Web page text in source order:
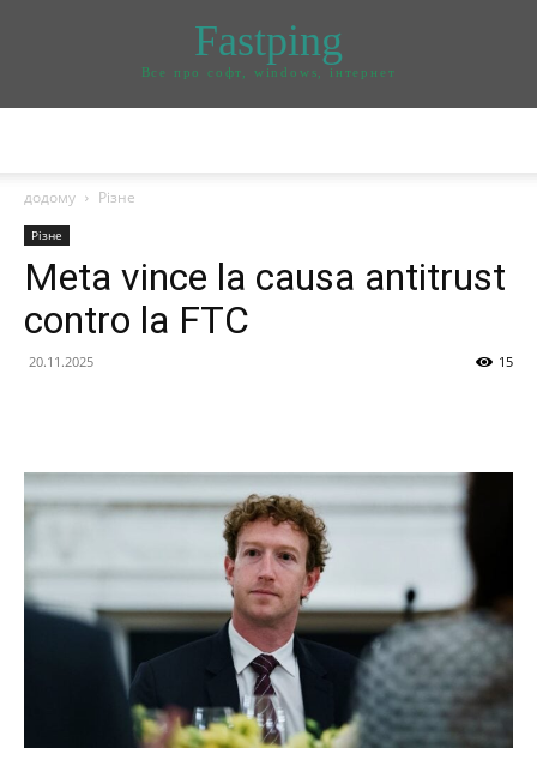
Fastping
Все про софт, windows, інтернет
додому Різне
Різне
Meta vince la causa antitrust
contro la FTC
20.11.2025 15